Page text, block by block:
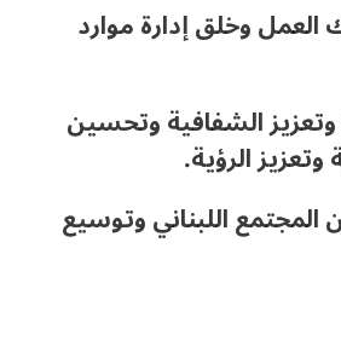
العملوخلق إدارة موارد
وتحسين
الرؤية.
اللبناني وتوسيع